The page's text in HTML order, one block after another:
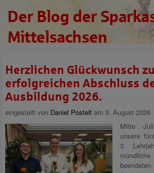
Der Blog der
Mittelsachsen
Herzlichen Glückwunsch
erfolgreichen Abschluss
Ausbildung 2026.
eingestellt von Daniel Postelt am 5. August 2026
Mitte
unsere
3.